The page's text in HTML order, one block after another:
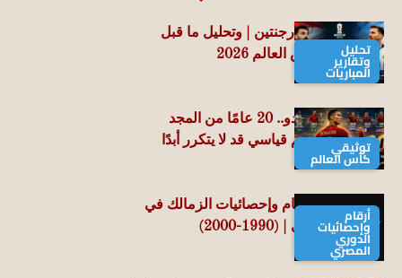
تحليل
وتقارير
المباريات
مباراة مصر والأرجنتين | وتحليل ما قبل
المواجهة .. كأس العالم 2026
توثيقي
كأس العالم
كريستيانو رونالدو.. 20 عامًا من المجد
المونديالي ورقم قياسي قد لا يتكرر أبدًا
أرقام
وإحصائيات
الدوري
المصري
سجل نتائج وأرقام وإحصائيات الزمالك في
الدوري المصري | (1990-2000)